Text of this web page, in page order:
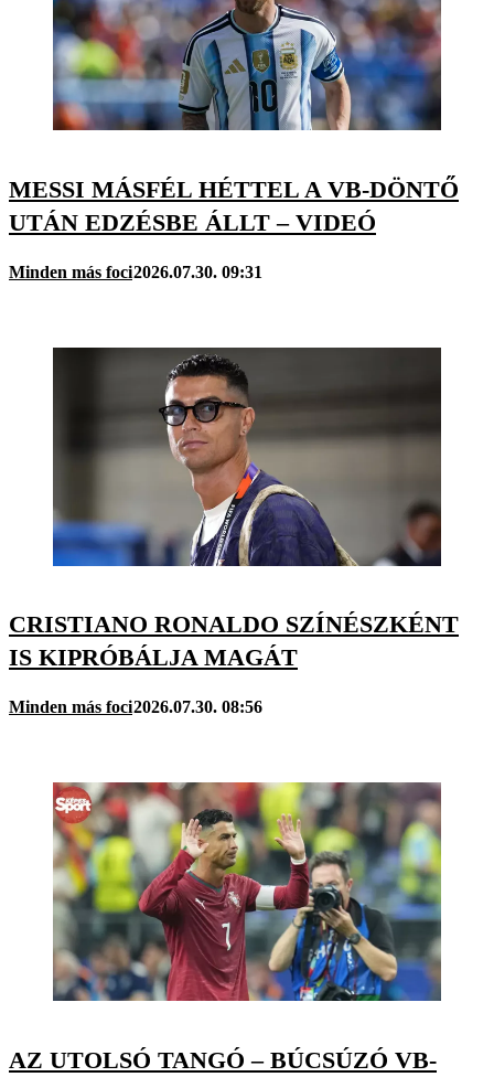
MESSI MÁSFÉL HÉTTEL A VB-DÖNTŐ
UTÁN EDZÉSBE ÁLLT – VIDEÓ
Minden más foci2026.07.30. 09:31
CRISTIANO RONALDO SZÍNÉSZKÉNT
IS KIPRÓBÁLJA MAGÁT
Minden más foci2026.07.30. 08:56
AZ UTOLSÓ TANGÓ – BÚCSÚZÓ VB-